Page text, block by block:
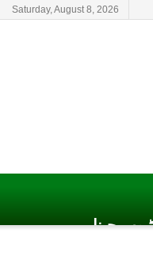
Saturday, August 8, 2026
چینل